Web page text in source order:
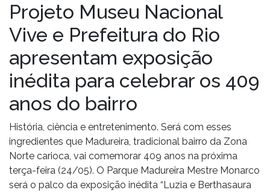
Projeto Museu Nacional
Vive e Prefeitura do Rio
apresentam exposição
inédita para celebrar os 409
anos do bairro
História, ciência e entretenimento. Será com esses
ingredientes que Madureira, tradicional bairro da Zona
Norte carioca, vai comemorar 409 anos na próxima
terça-feira (24/05). O Parque Madureira Mestre Monarco
será o palco da exposição inédita “Luzia e Berthasaura